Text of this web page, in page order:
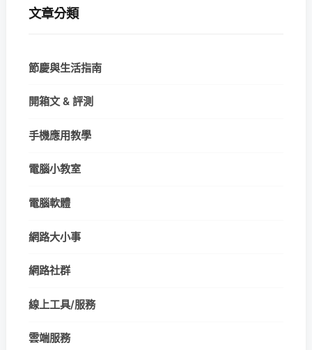
文章分類
節慶與生活指南
開箱文 & 評測
手機應用教學
電腦小教室
電腦軟體
網路大小事
網路社群
線上工具/服務
雲端服務